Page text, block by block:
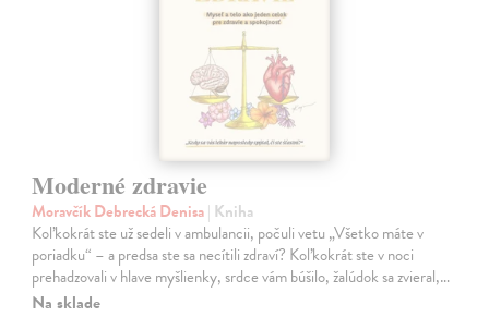
Moderné zdravie
Moravčík Debrecká Denisa| Kniha
Koľkokrát ste už sedeli v ambulancii, počuli vetu „Všetko máte v
poriadku“ – a predsa ste sa necítili zdraví? Koľkokrát ste v noci
prehadzovali v hlave myšlienky, srdce vám búšilo, žalúdok sa zvieral,…
Na sklade